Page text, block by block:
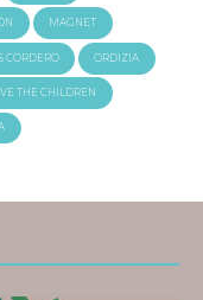
MAGNET
CORDERO ORDIZIA
THE CHILDREN